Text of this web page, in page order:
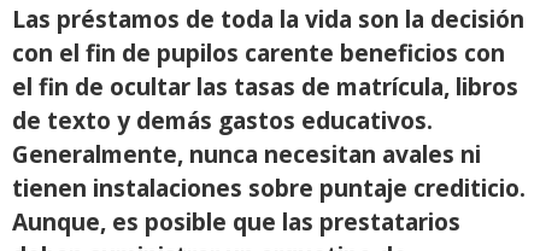
Las préstamos de toda la vida son la decisión
con el fin de pupilos carente beneficios con
el fin de ocultar las tasas de matrícula, libros
de texto y demás gastos educativos.
Generalmente, nunca necesitan avales ni
tienen instalaciones sobre puntaje crediticio.
Aunque, es posible que las prestatarios